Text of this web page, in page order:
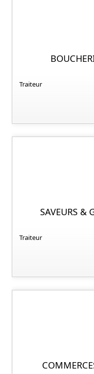
Traiteur
SAVEURS &
Traiteur